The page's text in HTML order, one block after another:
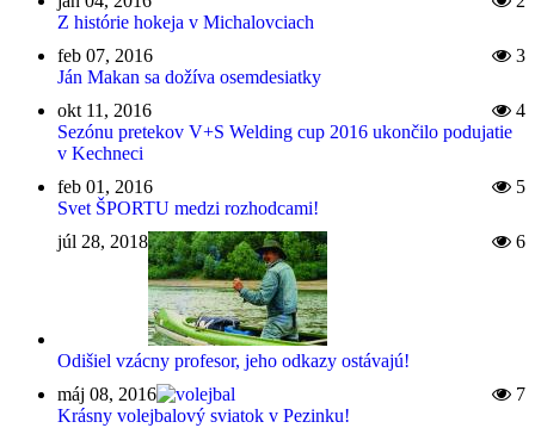
Z histórie hokeja v Michalovciach
feb 07, 2016
3
Ján Makan sa dožíva osemdesiatky
okt 11, 2016
4
Sezónu pretekov V+S Welding cup 2016 ukončilo podujatie
v Kechneci
feb 01, 2016
5
Svet ŠPORTU medzi rozhodcami!
júl 28, 2018
6
Odišiel vzácny profesor, jeho odkazy ostávajú!
máj 08, 2016
7
Krásny volejbalový sviatok v Pezinku!